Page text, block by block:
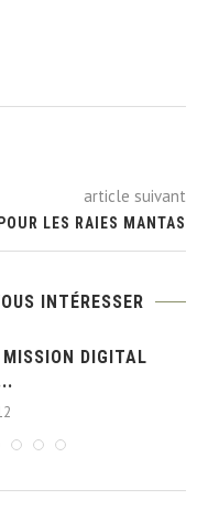
article suivant
LES RAIES MANTAS
INTÉRESSER
MISSION DIGITAL